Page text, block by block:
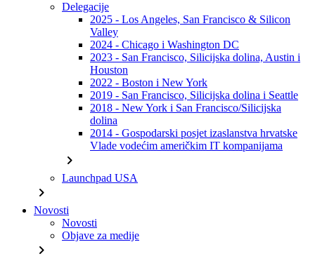
Delegacije
2025 - Los Angeles, San Francisco & Silicon
Valley
2024 - Chicago i Washington DC
2023 - San Francisco, Silicijska dolina, Austin i
Houston
2022 - Boston i New York
2019 - San Francisco, Silicijska dolina i Seattle
2018 - New York i San Francisco/Silicijska
dolina
2014 - Gospodarski posjet izaslanstva hrvatske
Vlade vodećim američkim IT kompanijama
chevron_right
Launchpad USA
chevron_right
Novosti
Novosti
Objave za medije
chevron_right